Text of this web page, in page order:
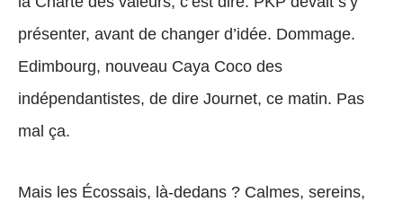
présenter, avant de changer d’idée. Dommage.
Edimbourg, nouveau Caya Coco des
indépendantistes, de dire Journet, ce matin. Pas
mal ça.
Mais les Écossais, là-dedans ? Calmes, sereins,